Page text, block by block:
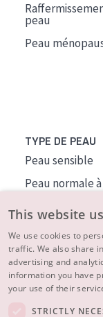
peau
Peau
TYPE DE PEAU
Peau sensible
Peau normale
Peau mixte ou
Peau mature
Peau
À PROPOS
CONSEILS
This website
We use cookies to
traffic. We also share
advertising and
information you have
your use of their
STRICTLY